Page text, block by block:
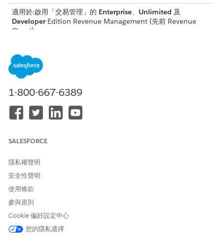
適用於:啟用「交易管理」的 Enterprise、 Unlimited 及
DeveloperEdition Revenue Management (先前 Revenue
Cloud)
若要修改開始日期:
您無法修改可延展產品的開始日期。
您可以視需要多次變更開始日期。
在報價頁面上,尋找並檢閱您要調整資產開始日期的報價。
在「帳戶」頁面的「資產」索引標籤下,選取報價中包含的資
產。
在「受管理資產」檢視器中,選取「
針對修正開始日期使用訂閱開始日期
1-800-667-6389
SALESFORCE
隱私權聲明
安全性聲明
使用條款
參與原則
Cookie 偏好設定中心
您的隱私選擇